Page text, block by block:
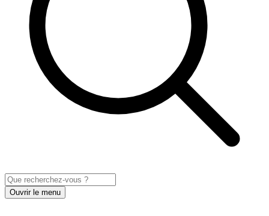
Ouvrir le menu